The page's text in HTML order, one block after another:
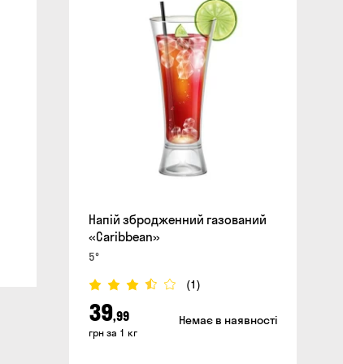
Напій збродженний газований
«Caribbean»
5°
(1)
39,99
грн за 1 кг
Немає в наявності